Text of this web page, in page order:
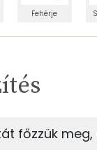
Fehérje
főzzük